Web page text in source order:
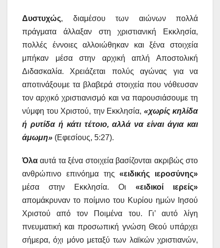
Δυστυχώς, διαμέσου των αιώνων πολλά
πράγματα άλλαξαν στη χριστιανική Εκκλησία,
πολλές έννοιες αλλοιώθηκαν και ξένα στοιχεία
μπήκαν μέσα στην αρχική απλή Αποστολική
Διδασκαλία. Χρειάζεται πολύς αγώνας για να
αποτινάξουμε τα βλαβερά στοιχεία που νόθευσαν
τον αρχικό χριστιανισμό και να παρουσιάσουμε τη
νύμφη του Χριστού, την Εκκλησία, «χωρίς κηλίδα
ή ρυτίδα ή κάτι τέτοιο, αλλά να είναι άγια και
άμωμη» (Εφεσίους, 5:27).
Όλα αυτά τα ξένα στοιχεία βασίζονται ακριβώς στο
ανθρώπινο επινόημα της«ειδικής ιεροσύνης»
μέσα στην Εκκλησία. Οι «ειδικοί ιερείς»
απομάκρυναν το ποίμνιο του Κυρίου ημών Ιησού
Χριστού από τον Ποιμένα του. Γι’ αυτό λίγη
πνευματική και προσωπική γνώση Θεού υπάρχει
σήμερα, όχι μόνο μεταξύ των λαϊκών χριστιανών,